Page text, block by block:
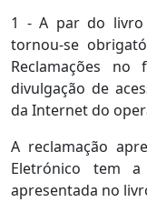
1 - A par do livro
tornou-se
Reclamações
divulgação de
da Internet do
A reclamação
Eletrónico tem a
apresentada no